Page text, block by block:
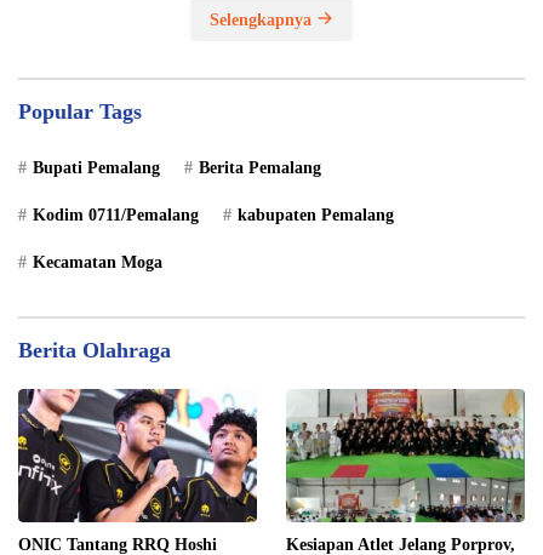
Selengkapnya
Popular Tags
Bupati Pemalang Berita Pemalang
Kodim 0711/Pemalang kabupaten Pemalang
Kecamatan Moga
Berita Olahraga
ONIC Tantang RRQ Hoshi
Kesiapan Atlet Jelang Porprov,